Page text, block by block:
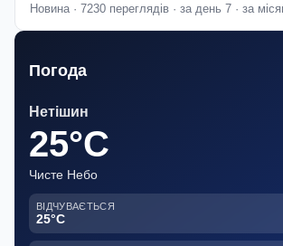
Новина · 7230 переглядів · за день 7 · за
Погода
Нетішин
25°C
Чисте Небо
ВІДЧУВАЄТЬСЯ
25°C